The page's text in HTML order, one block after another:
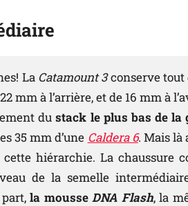
La Catamount 3conserve tout
mm à l’arrière, et de 16 mm à
du stack le plus bas de la
35 mm d’une Caldera 6. Mais là
hiérarchie. La chaussure
de la semelle
la mousseDNA Flash, la